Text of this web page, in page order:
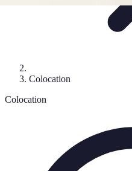
Colocation
Colocation